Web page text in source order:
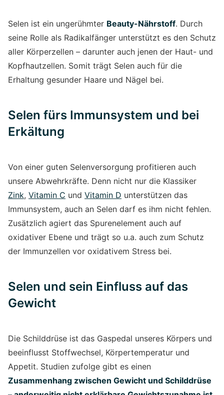
Selen ist ein ungerühmter Beauty-Nährstoff. Durch
seine Rolle als Radikalfänger unterstützt es den Schutz
aller Körperzellen – darunter auch jenen der Haut- und
Kopfhautzellen. Somit trägt Selen auch für die
Erhaltung gesunder Haare und Nägel bei.
Selen fürs Immunsystem und bei
Erkältung
Von einer guten Selenversorgung profitieren auch
unsere Abwehrkräfte. Denn nicht nur die Klassiker
Zink, Vitamin C und Vitamin D unterstützen das
Immunsystem, auch an Selen darf es ihm nicht fehlen.
Zusätzlich agiert das Spurenelement auch auf
oxidativer Ebene und trägt so u.a. auch zum Schutz
der Immunzellen vor oxidativem Stress bei.
Selen und sein Einfluss auf das
Gewicht
Die Schilddrüse ist das Gaspedal unseres Körpers und
beeinflusst Stoffwechsel, Körpertemperatur und
Appetit. Studien zufolge gibt es einen
Zusammenhang zwischen Gewicht und Schilddrüse